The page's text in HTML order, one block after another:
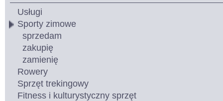
Usługi
Sporty zimowe
sprzedam
zakupię
zamienię
Rowery
Sprzęt trekingowy
Fitness i kulturystyczny sprzęt